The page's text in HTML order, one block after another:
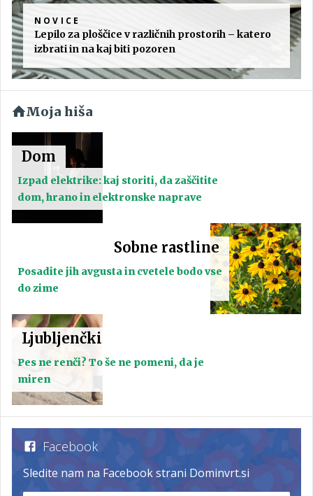
NOVICE
Lepilo za ploščice v različnih prostorih – katero
izbrati in na kaj biti pozoren
Moja hiša
Dom
Izpad elektrike: kaj storiti, da zaščitite
dom, hrano in elektronske naprave
Sobne rastline
Posadite jih avgusta in cvetele bodo vse
do zime
Ljubljenčki
Pes ne renči? To še ne pomeni, da je
miren
Facebook
Sledite nam na Facebook strani Dominvrt.si